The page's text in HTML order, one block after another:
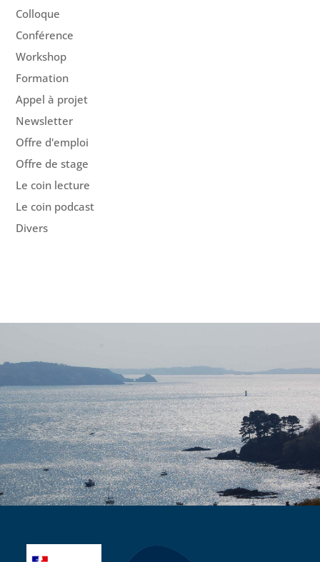
Colloque
Conférence
Workshop
Formation
Appel à projet
Newsletter
Offre d'emploi
Offre de stage
Le coin lecture
Le coin podcast
Divers